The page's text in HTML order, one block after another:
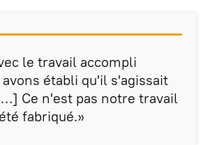
le travail accompli
établi qu'il s'agissait
Ce n'est pas notre travail
fabriqué.»